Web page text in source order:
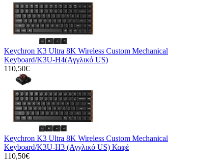
Keychron K3 Ultra 8K Wireless Custom Mechanical
Keyboard/K3U-H4(Αγγλικό US)
110,50€
Keychron K3 Ultra 8K Wireless Custom Mechanical
Keyboard/K3U-H3 (Αγγλικό US) Καφέ
110,50€